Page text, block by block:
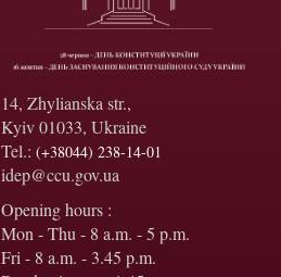
14, Zhylianska str.,
Kyiv 01033, Ukraine
Tel.: (+38044) 238-14-01
idep@ccu.gov.ua
Opening hours :
Mon - Thu - 8 a.m. - 5 p.m.
Fri - 8 a.m. - 3.45 p.m.